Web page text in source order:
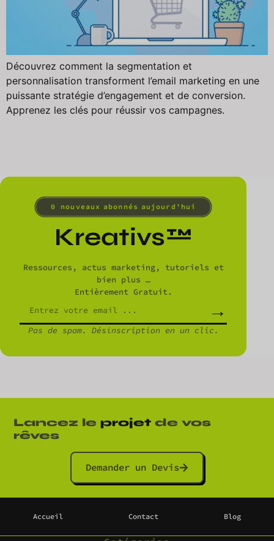
Découvrez comment la segmentation et
personnalisation transforment l’email marketing en une
puissante stratégie d’engagement et de conversion.
Apprenez les clés pour réussir vos campagnes.
0 nouveaux abonnés aujourd'hui
Kreativs™
Ressources, actus marketing, tutoriels et
bien plus …
Entièrement Gratuit.
→
Pas de spam. Désinscription en un clic.
Lancez le projet de vos
rêves
Demander un Devis
Accueil Contact Blog